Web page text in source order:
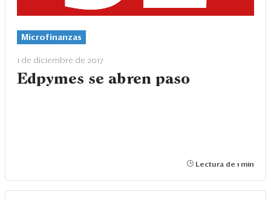
Microfinanzas
1 de diciembre de 2017
Edpymes se abren paso
Lectura de 1 min